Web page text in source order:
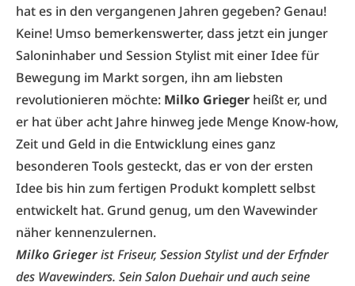
hat es in den vergangenen Jahren gegeben? Genau!
Keine! Umso bemerkenswerter, dass jetzt ein junger
Saloninhaber und Session Stylist mit einer Idee für
Bewegung im Markt sorgen, ihn am liebsten
revolutionieren möchte: Milko Grieger heißt er, und
er hat über acht Jahre hinweg jede Menge Know-how,
Zeit und Geld in die Entwicklung eines ganz
besonderen Tools gesteckt, das er von der ersten
Idee bis hin zum fertigen Produkt komplett selbst
entwickelt hat. Grund genug, um den Wavewinder
näher kennenzulernen.
Milko Griegerist Friseur, Session Stylist und der Erfnder
des Wavewinders. Sein Salon Duehair und auch seine